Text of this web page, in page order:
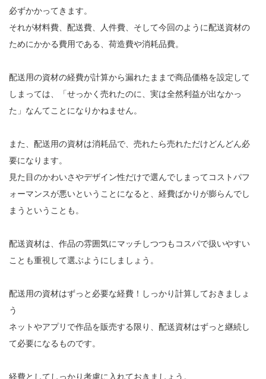
必ずかかってきます。
それが材料費、配送費、人件費、そして今回のように配送資材の
ためにかかる費用である、荷造費や消耗品費。
配送用の資材の経費が計算から漏れたままで商品価格を設定して
しまっては、「せっかく売れたのに、実は全然利益が出なかっ
た」なんてことになりかねません。
また、配送用の資材は消耗品で、売れたら売れただけどんどん必
要になります。
見た目のかわいさやデザイン性だけで選んでしまってコストパフ
ォーマンスが悪いということになると、経費ばかりが膨らんでし
まうということも。
配送資材は、作品の雰囲気にマッチしつつもコスパで扱いやすい
ことも重視して選ぶようにしましょう。
配送用の資材はずっと必要な経費！しっかり計算しておきましょ
う
ネットやアプリで作品を販売する限り、配送資材はずっと継続し
て必要になるものです。
経費としてしっかり考慮に入れておきましょう。